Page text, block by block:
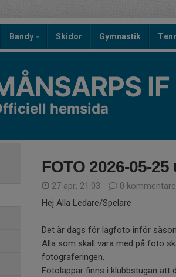
Bandy Skidor Gymnastik
IF
hemsida
FOTO 2026-05-
27 apr, 21:03
0
Hej Alla Ledare/Spelare
Det är dags för lagfoto inför
Alla som skall vara med på foto
fotograferingen.
Fotolappar finns i klubbstugan att